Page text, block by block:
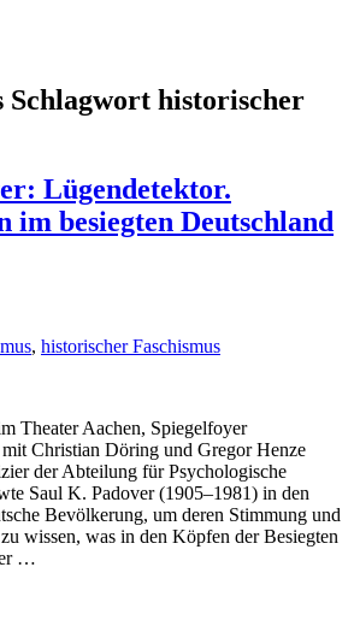
historischer
Lügendetektor.
im besiegten Deutschland
, historischer Faschismus
Theater Aachen, Spiegelfoyer
Christian Döring und Gregor Henze
der Abteilung für Psychologische
Saul K. Padover (1905–1981) in den
Bevölkerung, um deren Stimmung und
wissen, was in den Köpfen der Besiegten
…